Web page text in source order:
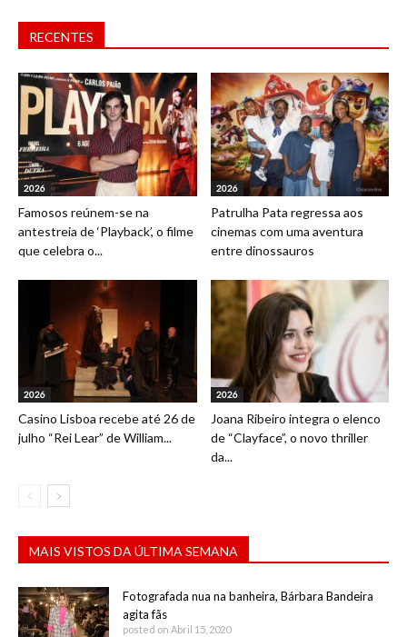
RECENTES
2026
Famosos reúnem-se na
antestreia de ‘Playback’, o filme
que celebra o...
2026
Patrulha Pata regressa aos
cinemas com uma aventura
entre dinossauros
2026
Casino Lisboa recebe até 26 de
julho “Rei Lear” de William...
2026
Joana Ribeiro integra o elenco
de “Clayface”, o novo thriller
da...
MAIS VISTOS DA ÚLTIMA SEMANA
Fotografada nua na banheira, Bárbara Bandeira
agita fãs
posted on Abril 15, 2020